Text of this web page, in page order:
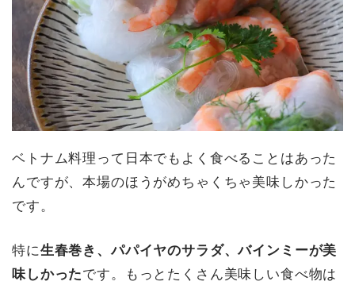
ベトナム料理って日本でもよく食べることはあった
んですが、本場のほうがめちゃくちゃ美味しかった
です。
特に生春巻き、パパイヤのサラダ、バインミーが美
味しかったです。もっとたくさん美味しい食べ物は